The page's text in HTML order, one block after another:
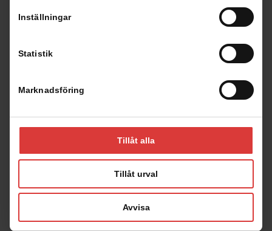
Inställningar
Statistik
Marknadsföring
Tillåt alla
Tillåt urval
Avvisa
Läsvärt om Lövsta Trähus